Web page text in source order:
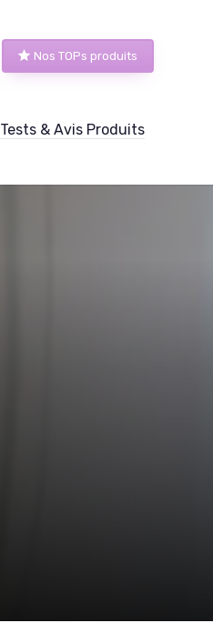
Nos TOPs produits
Tests & Avis Produits